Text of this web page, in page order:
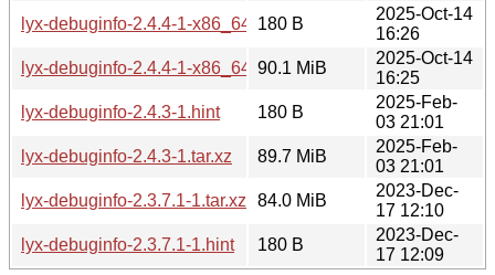
lyx-debuginfo-2.4.4-1-x86_64.hint
180 B
2025-Oct-14
16:26
lyx-debuginfo-2.4.4-1-x86_64.tar.xz90.1 MiB
2025-Oct-14
16:25
lyx-debuginfo-2.4.3-1.hint
180 B
2025-Feb-
03 21:01
lyx-debuginfo-2.4.3-1.tar.xz
89.7 MiB
2025-Feb-
03 21:01
lyx-debuginfo-2.3.7.1-1.tar.xz
84.0 MiB
2023-Dec-
17 12:10
lyx-debuginfo-2.3.7.1-1.hint
180 B
2023-Dec-
17 12:09